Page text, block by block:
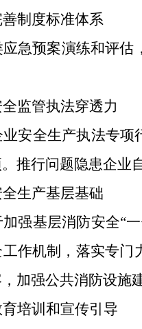
制度标准体系
急预案演练和评
监管执法穿透力
安全生产执法专项
推行问题隐患企业
生产基层基础
强基层消防安全“
作机制，落实专
加强公共消防设施
培训和宣传引导